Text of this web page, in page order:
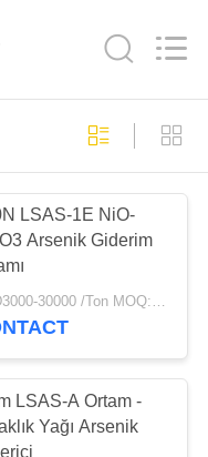
43
LSAS-1E NiO-
Arsenik Giderim
USD3000-30000 /Ton MOQ:1 kg
LSAS-A Ortam -
Yağı Arsenik